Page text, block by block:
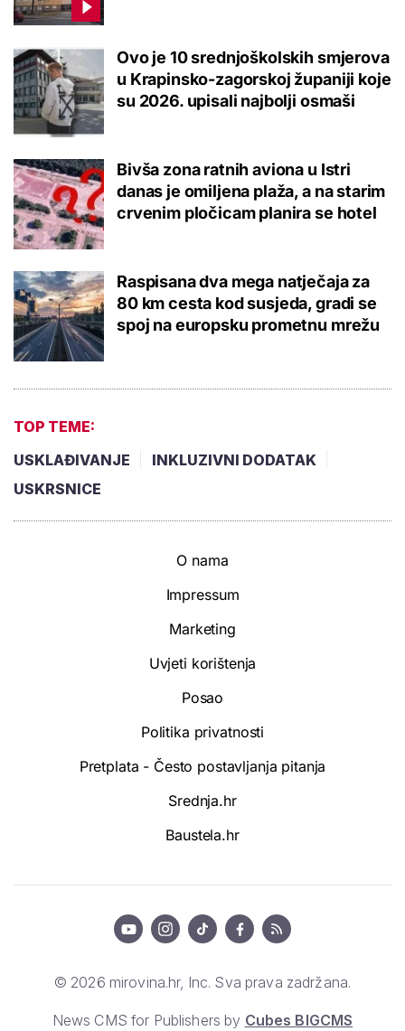
Ovo je 10 srednjoškolskih smjerova
u Krapinsko-zagorskoj županiji koje
su 2026. upisali najbolji osmaši
Bivša zona ratnih aviona u Istri
danas je omiljena plaža, a na starim
crvenim pločicam planira se hotel
Raspisana dva mega natječaja za
80 km cesta kod susjeda, gradi se
spoj na europsku prometnu mrežu
TOP TEME:
USKLAĐIVANJE
INKLUZIVNI DODATAK
USKRSNICE
O nama
Impressum
Marketing
Uvjeti korištenja
Posao
Politika privatnosti
Pretplata - Često postavljanja pitanja
Srednja.hr
Baustela.hr
© 2026 mirovina.hr, Inc. Sva prava zadržana.
News CMS for Publishers by Cubes BIGCMS